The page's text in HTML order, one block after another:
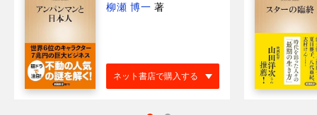
柳瀬 博一 著
ネット書店で購入する